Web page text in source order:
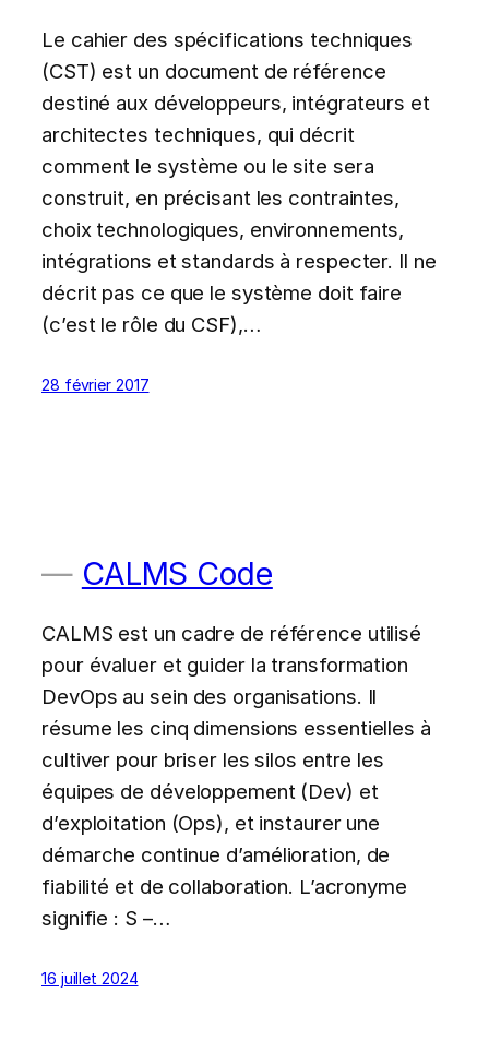
Le cahier des spécifications techniques
(CST) est un document de référence
destiné aux développeurs, intégrateurs et
architectes techniques, qui décrit
comment le système ou le site sera
construit, en précisant les contraintes,
choix technologiques, environnements,
intégrations et standards à respecter. Il ne
décrit pas ce que le système doit faire
(c’est le rôle du CSF),…
28 février 2017
CALMS Code
CALMS est un cadre de référence utilisé
pour évaluer et guider la transformation
DevOps au sein des organisations. Il
résume les cinq dimensions essentielles à
cultiver pour briser les silos entre les
équipes de développement (Dev) et
d’exploitation (Ops), et instaurer une
démarche continue d’amélioration, de
fiabilité et de collaboration. L’acronyme
signifie : S –…
16 juillet 2024